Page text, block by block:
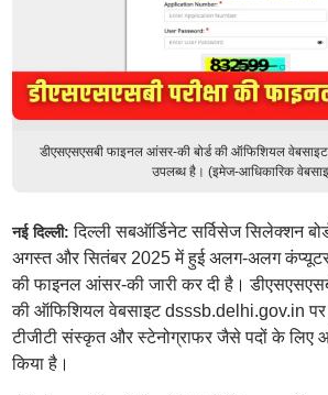
डीएसएसएसबी फाइनल आंसर-की बोर्ड की ऑफिशियल
उपलब्ध है। (इमेज-आधिकारिक
नई दिल्ली: दिल्ली सबऑर्डिनेट सर्विसेज सिलेक्शन
अगस्त और सितंबर 2025 में हुई अलग-अलग कंप्यूटर-
की फाइनल आंसर-की जारी कर दी है।
की ऑफिशियल वेबसाइट dsssb.delhi.gov.in पर
टीजीटी संस्कृत और स्टेनोग्राफर जैसे पदों के लिए
किया है।